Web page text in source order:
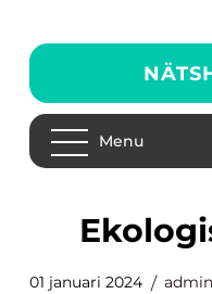
Menu
01 januari 2024 admin